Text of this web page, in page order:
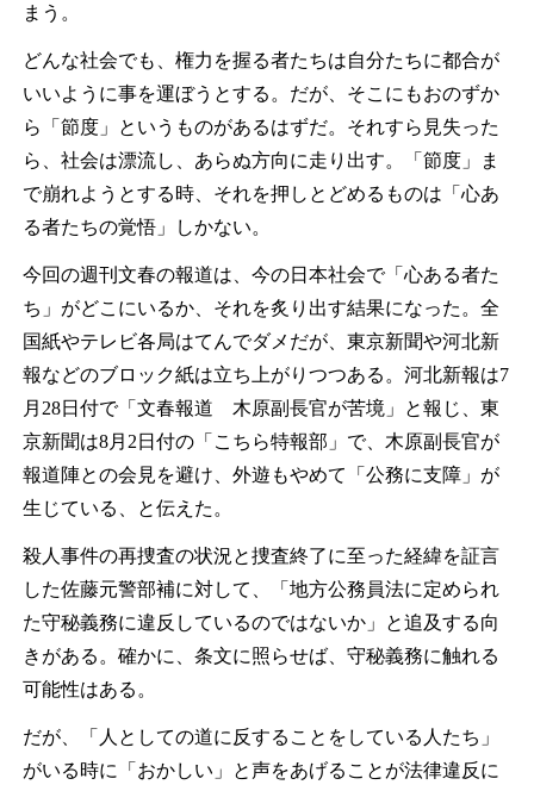
まう。
どんな社会でも、権力を握る者たちは自分たちに都合が
いいように事を運ぼうとする。だが、そこにもおのずか
ら「節度」というものがあるはずだ。それすら見失った
ら、社会は漂流し、あらぬ方向に走り出す。「節度」ま
で崩れようとする時、それを押しとどめるものは「心あ
る者たちの覚悟」しかない。
今回の週刊文春の報道は、今の日本社会で「心ある者た
ち」がどこにいるか、それを炙り出す結果になった。全
国紙やテレビ各局はてんでダメだが、東京新聞や河北新
報などのブロック紙は立ち上がりつつある。河北新報は7
月28日付で「文春報道 木原副長官が苦境」と報じ、東
京新聞は8月2日付の「こちら特報部」で、木原副長官が
報道陣との会見を避け、外遊もやめて「公務に支障」が
生じている、と伝えた。
殺人事件の再捜査の状況と捜査終了に至った経緯を証言
した佐藤元警部補に対して、「地方公務員法に定められ
た守秘義務に違反しているのではないか」と追及する向
きがある。確かに、条文に照らせば、守秘義務に触れる
可能性はある。
だが、「人としての道に反することをしている人たち」
がいる時に「おかしい」と声をあげることが法律違反に